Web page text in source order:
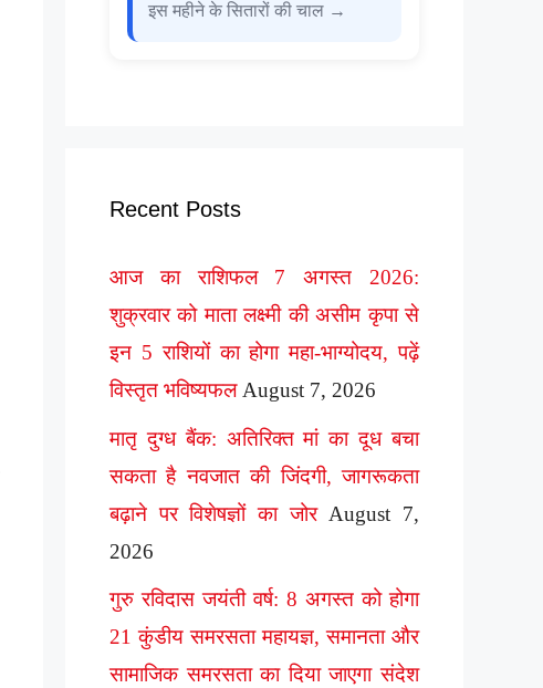
इस महीने के सितारों की चाल →
Recent Posts
आज का राशिफल 7 अगस्त 2026:
शुक्रवार को माता लक्ष्मी की असीम कृपा से
इन 5 राशियों का होगा महा-भाग्योदय, पढ़ें
विस्तृत भविष्यफल August 7, 2026
मातृ दुग्ध बैंक: अतिरिक्त मां का दूध बचा
सकता है नवजात की जिंदगी, जागरूकता
बढ़ाने पर विशेषज्ञों का जोर August 7,
2026
गुरु रविदास जयंती वर्ष: 8 अगस्त को होगा
21 कुंडीय समरसता महायज्ञ, समानता और
सामाजिक समरसता का दिया जाएगा संदेश